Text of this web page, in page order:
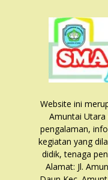
Website ini
Amuntai
pengalaman,
kegiatan yang
didik, tenaga
Alamat: Jl.